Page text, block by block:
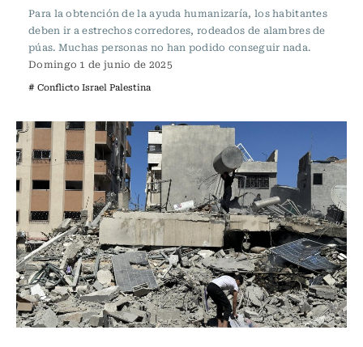
Para la obtención de la ayuda humanizaría, los habitantes
deben ir a estrechos corredores, rodeados de alambres de
púas. Muchas personas no han podido conseguir nada.
Domingo 1 de junio de 2025
# Conflicto Israel Palestina